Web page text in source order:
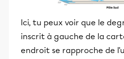
Ici, tu peux voir que le
inscrit à gauche de la
endroit se rapproche de